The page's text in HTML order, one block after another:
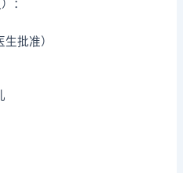
：
批准）